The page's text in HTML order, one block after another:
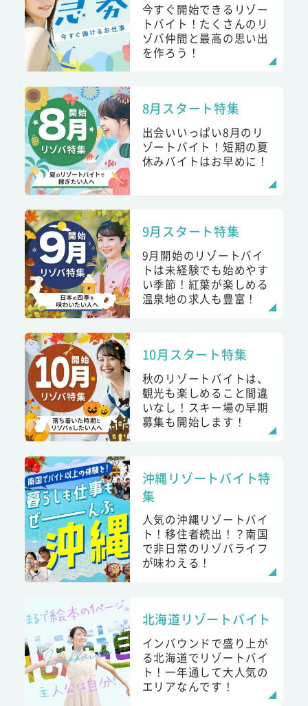
今すぐ開始できるリゾー
トバイト！たくさんのリ
ゾバ仲間と最高の思い出
を作ろう！
8月スタート特集
出会いいっぱい8月のリ
ゾートバイト！短期の夏
休みバイトはお早めに！
9月スタート特集
9月開始のリゾートバイ
トは未経験でも始めやす
い季節！紅葉が楽しめる
温泉地の求人も豊富！
10月スタート特集
秋のリゾートバイトは、
観光も楽しめること間違
いなし！スキー場の早期
募集も開始します！
沖縄リゾートバイト特
集
人気の沖縄リゾートバイ
ト！移住者続出！？南国
で非日常のリゾバライフ
が味わえる！
北海道リゾートバイト
インバウンドで盛り上が
る北海道でリゾートバイ
ト！一年通して大人気の
エリアなんです！